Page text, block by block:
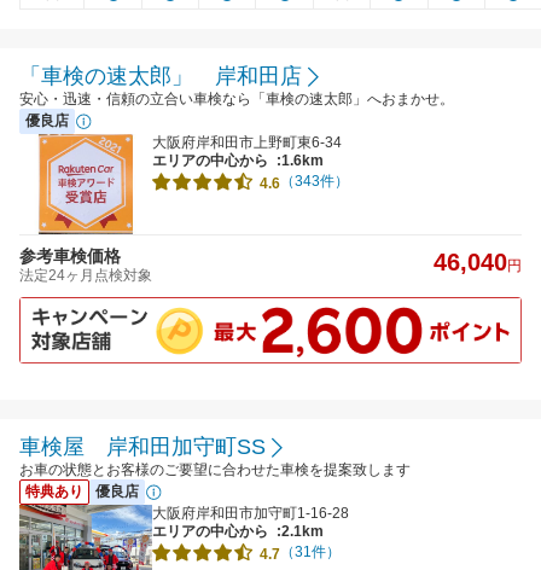
「車検の速太郎」 岸和田店
安心・迅速・信頼の立合い車検なら「車検の速太郎」へおまかせ。
優良店
大阪府岸和田市上野町東6-34
エリアの中心から
:1.6km
4.6 （343件）
参考車検価格
法定24ヶ月点検対象 46,040円
車検屋 岸和田加守町SS
お車の状態とお客様のご要望に合わせた車検を提案致します
特典あり
優良店
大阪府岸和田市加守町1-16-28
エリアの中心から
:2.1km
4.7 （31件）